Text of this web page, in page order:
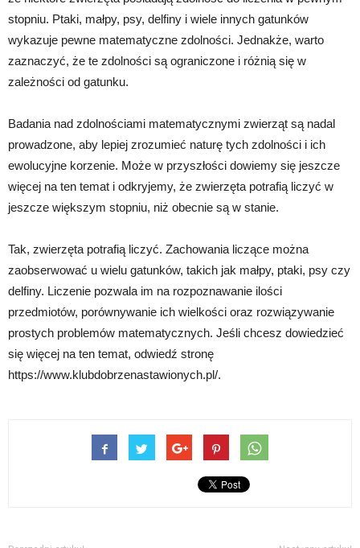
stopniu. Ptaki, małpy, psy, delfiny i wiele innych gatunków
wykazuje pewne matematyczne zdolności. Jednakże, warto
zaznaczyć, że te zdolności są ograniczone i różnią się w
zależności od gatunku.
Badania nad zdolnościami matematycznymi zwierząt są nadal
prowadzone, aby lepiej zrozumieć naturę tych zdolności i ich
ewolucyjne korzenie. Może w przyszłości dowiemy się jeszcze
więcej na ten temat i odkryjemy, że zwierzęta potrafią liczyć w
jeszcze większym stopniu, niż obecnie są w stanie.
Tak, zwierzęta potrafią liczyć. Zachowania liczące można
zaobserwować u wielu gatunków, takich jak małpy, ptaki, psy czy
delfiny. Liczenie pozwala im na rozpoznawanie ilości
przedmiotów, porównywanie ich wielkości oraz rozwiązywanie
prostych problemów matematycznych. Jeśli chcesz dowiedzieć
się więcej na ten temat, odwiedź stronę
https://www.klubdobrzenastawionych.pl/.